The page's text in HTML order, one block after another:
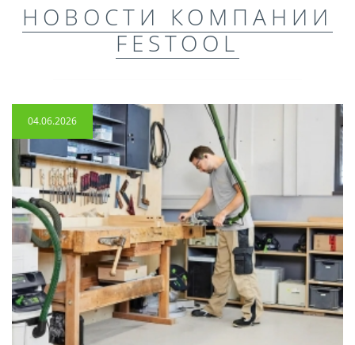
НОВОСТИ КОМПАНИИ
FESTOOL
04.06.2026